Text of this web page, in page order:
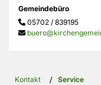
Gemeindebüro
 05702 / 839195

Kontakt / Service